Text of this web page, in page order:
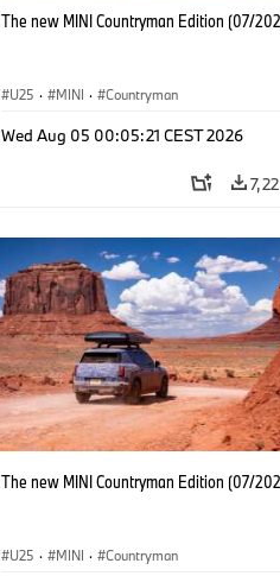
The new MINI Countryman Edition (07/
U25 · MINI · Countryman
Wed Aug 05 00:05:21 CEST 2026
The new MINI Countryman Edition (07/
U25 · MINI · Countryman